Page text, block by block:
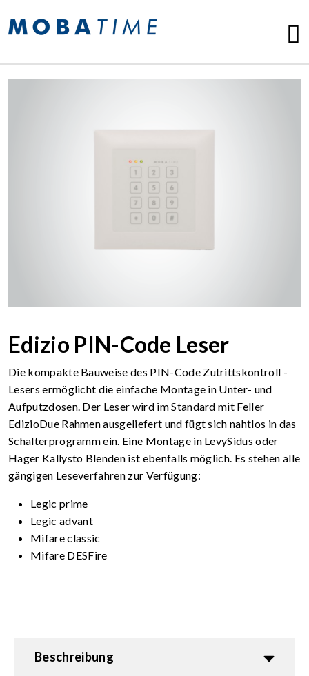
Edizio PIN-Code Leser
Die kompakte Bauweise des PIN-Code Zutrittskontroll -
Lesers ermöglicht die einfache Montage in Unter- und
Aufputzdosen. Der Leser wird im Standard mit Feller
EdizioDue Rahmen ausgeliefert und fügt sich nahtlos in das
Schalterprogramm ein. Eine Montage in LevySidus oder
Hager Kallysto Blenden ist ebenfalls möglich. Es stehen alle
gängigen Leseverfahren zur Verfügung:
Legic prime
Legic advant
Mifare classic
Mifare DESFire
Beschreibung